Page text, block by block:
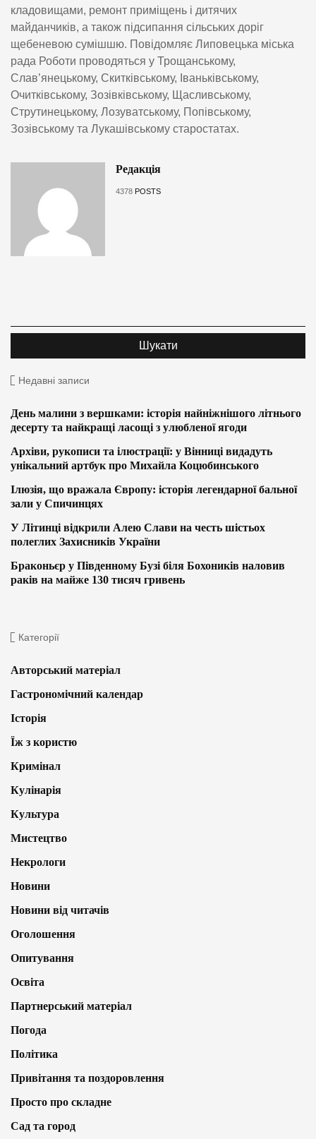
кладовищами, ремонт приміщень і дитячих
майданчиків, а також підсипання сільських доріг
щебеневою сумішшю. Повідомляє Липовецька міська
рада Роботи проводяться у Трощанському,
Слав’янецькому, Скитківському, Іваньківському,
Очитківському, Зозівківському, Щасливському,
Струтинецькому, Лозуватському, Попівському,
Зозівському та Лукашівському старостатах.
Редакція
4378 POSTS
Недавні записи
День малини з вершками: історія найніжнішого літнього
десерту та найкращі ласощі з улюбленої ягоди
Архіви, рукописи та ілюстрації: у Вінниці видадуть
унікальний артбук про Михайла Коцюбинського
Ілюзія, що вражала Європу: історія легендарної бальної
зали у Спичинцях
У Літинці відкрили Алею Слави на честь шістьох
полеглих Захисників України
Браконьєр у Південному Бузі біля Бохоників наловив
раків на майже 130 тисяч гривень
Категорії
Авторський матеріал
Гастрономічний календар
Історія
Їж з користю
Кримінал
Кулінарія
Культура
Мистецтво
Некрологи
Новини
Новини від читачів
Оголошення
Опитування
Освіта
Партнерський матеріал
Погода
Політика
Привітання та поздоровлення
Просто про складне
Сад та город